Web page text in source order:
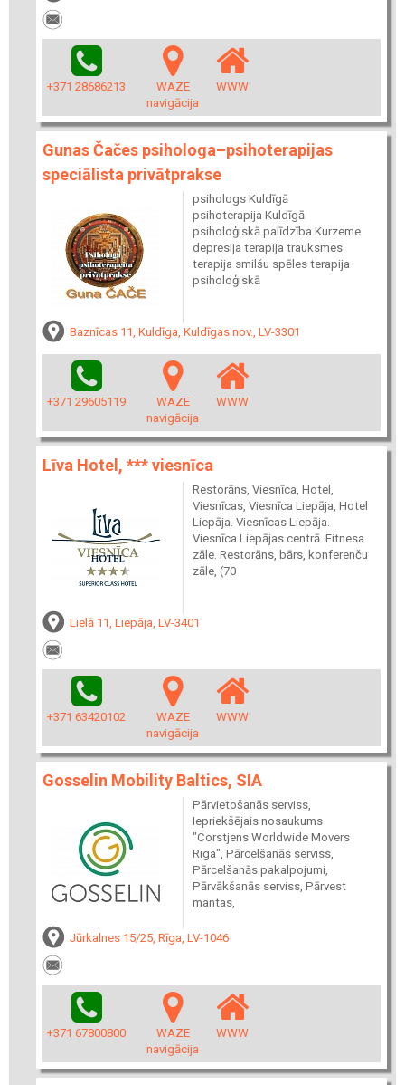
+371 28686213
WAZE
navigācija
WWW
Gunas Čačes psihologa–psihoterapijas
speciālista privātprakse
psihologs Kuldīgā
psihoterapija Kuldīgā
psiholoģiskā palīdzība Kurzeme
depresija terapija trauksmes
terapija smilšu spēles terapija
psiholoģiskā
Baznīcas 11, Kuldīga, Kuldīgas nov., LV-3301
+371 29605119
WAZE
navigācija
WWW
Līva Hotel, *** viesnīca
Restorāns, Viesnīca, Hotel,
Viesnīcas, Viesnīca Liepāja, Hotel
Liepāja. Viesnīcas Liepāja.
Viesnīca Liepājas centrā. Fitnesa
zāle. Restorāns, bārs, konferenču
zāle, (70
Lielā 11, Liepāja, LV-3401
+371 63420102
WAZE
navigācija
WWW
Gosselin Mobility Baltics, SIA
Pārvietošanās serviss,
Iepriekšējais nosaukums
"Corstjens Worldwide Movers
Riga", Pārcelšanās serviss,
Pārcelšanās pakalpojumi,
Pārvākšanās serviss, Pārvest
mantas,
Jūrkalnes 15/25, Rīga, LV-1046
+371 67800800
WAZE
navigācija
WWW